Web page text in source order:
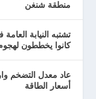
منطقة شنغن
تشتبه النيابة
كانوا يخططون
أسعار الطاقة